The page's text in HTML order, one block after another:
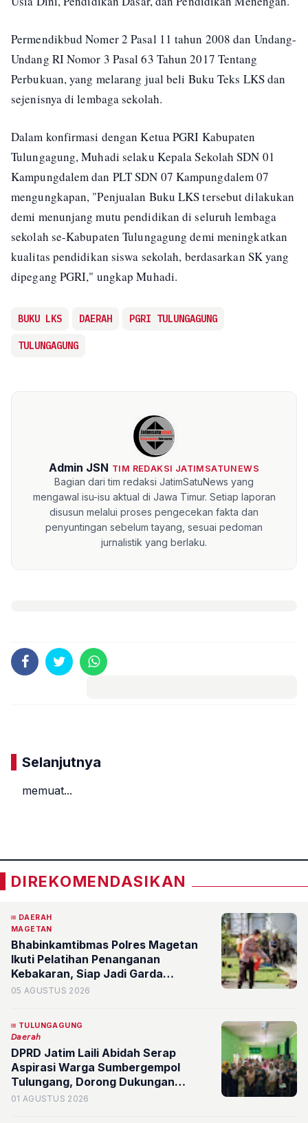
Permendikbud Nomer 2 Pasal 11 tahun 2008 dan Undang-
Undang RI Nomor 3 Pasal 63 Tahun 2017 Tentang
Perbukuan, yang melarang jual beli Buku Teks LKS dan
sejenisnya di lembaga sekolah.
Dalam konfirmasi dengan Ketua PGRI Kabupaten
Tulungagung, Muhadi selaku Kepala Sekolah SDN 01
Kampungdalem dan PLT SDN 07 Kampungdalem 07
mengungkapan, "Penjualan Buku LKS tersebut dilakukan
demi menunjang mutu pendidikan di seluruh lembaga
sekolah se-Kabupaten Tulungagung demi meningkatkan
kualitas pendidikan siswa sekolah, berdasarkan SK yang
dipegang PGRI," ungkap Muhadi.
BUKU LKS DAERAH PGRI TULUNGAGUNG
TULUNGAGUNG
Admin JSN TIM REDAKSI JATIMSATUNEWS
Bagian dari tim redaksi JatimSatuNews yang
mengawal isu-isu aktual di Jawa Timur. Setiap laporan
disusun melalui proses pengecekan fakta dan
penyuntingan sebelum tayang, sesuai pedoman
jurnalistik yang berlaku.
Selanjutnya
memuat...
DIREKOMENDASIKAN
DAERAH
MAGETAN
Bhabinkamtibmas Polres Magetan
Ikuti Pelatihan Penanganan
Kebakaran, Siap Jadi Garda
Terdepan di Desa
05 AGUSTUS 2026
TULUNGAGUNG
𝘋𝘢𝘦𝘳𝘢𝘩
DPRD Jatim Laili Abidah Serap
Aspirasi Warga Sumbergempol
Tulungang, Dorong Dukungan
Program MBG dan Kopdes Merah
01 AGUSTUS 2026